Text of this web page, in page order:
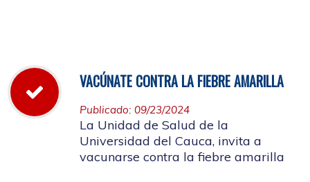
VACÚNATE CONTRA LA FIEBRE AMARILLA
Publicado: 09/23/2024
La Unidad de Salud de la
Universidad del Cauca, invita a
vacunarse contra la fiebre amarilla